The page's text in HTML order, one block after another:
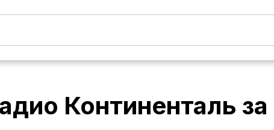
Континенталь за